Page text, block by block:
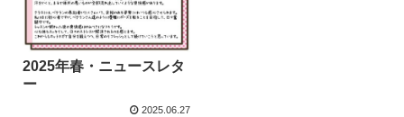
2025年春・ニュースレタ
ー
2025.06.27